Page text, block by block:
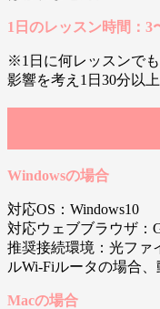
1日のレッスン時間：3
※1日に何レッスンで
影響を考え1日30分以
Windowsの場合
対応OS：Windows10
対応ウェブブラウザ：
推奨接続環境：光ファ
ルWi-Fiルータの場合
Macの場合